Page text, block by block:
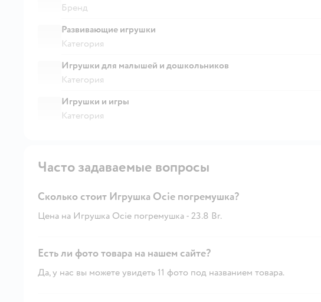
Бренд
Развивающие игрушки
Категория
Игрушки для малышей и дошкольников
Категория
Игрушки и игры
Категория
Часто задаваемые вопросы
Сколько стоит Игрушка Ocie погремушка?
Цена на Игрушка Ocie погремушка - 23.8 Br.
Есть ли фото товара на нашем сайте?
Да, у нас вы можете увидеть 11 фото под названием товара.